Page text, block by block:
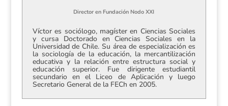
Director en Fundación Nodo XXI
Víctor es sociólogo, magíster en Ciencias Sociales
y cursa Doctorado en Ciencias Sociales en la
Universidad de Chile. Su área de especialización es
la sociología de la educación, la mercantilización
educativa y la relación entre estructura social y
educación superior. Fue dirigente estudiantil
secundario en el Liceo de Aplicación y luego
Secretario General de la FECh en 2005.